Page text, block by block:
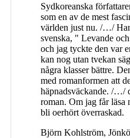
Sydkoreanska
som en av de mest
världen just nu. /…/
svenska, " Levande
och jag tyckte den var
kan nog utan tvekan
några klasser bättre.
med romanformen att
häpnadsväckande. /…/
roman. Om jag får läsa
bli oerhört överraskad.
Björn Kohlström,